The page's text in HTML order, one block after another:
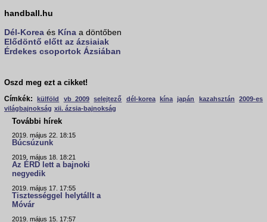
handball.hu
Dél-Korea és Kína a döntőben
Elődöntő előtt az ázsiaiak
Érdekes csoportok Ázsiában
Oszd meg ezt a cikket!
Címkék:
külföld vb 2009 selejtező dél-korea kína japán kazahsztán
2009-es
világbajnokság xii. ázsia-bajnokság
További hírek
2019. május 22. 18:15
Búcsúzunk
2019. május 18. 18:21
Az ÉRD lett a bajnoki
negyedik
2019. május 17. 17:55
Tisztességgel helytállt a
Móvár
2019. május 15. 17:57